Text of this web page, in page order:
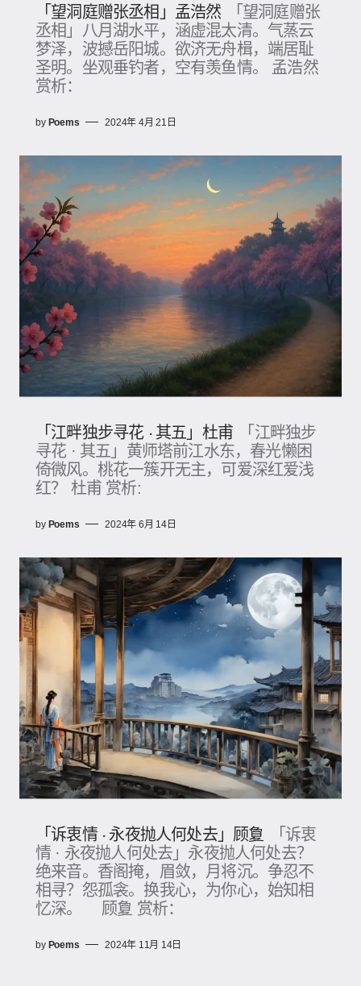
「望洞庭赠张丞相」孟浩然
「望洞庭赠张
丞相」八月湖水平，涵虚混太清。气蒸云
梦泽，波撼岳阳城。欲济无舟楫，端居耻
圣明。坐观垂钓者，空有羡鱼情。 孟浩然
赏析：
by Poems 2024年 4月 21日
「江畔独步寻花 · 其五」杜甫
「江畔独步
寻花 · 其五」黄师塔前江水东，春光懒困
倚微风。桃花一簇开无主，可爱深红爱浅
红？ 杜甫 赏析:
by Poems 2024年 6月 14日
「诉衷情 · 永夜抛人何处去」顾夐
「诉衷
情 · 永夜抛人何处去」永夜抛人何处去？
绝来音。香阁掩，眉敛，月将沉。争忍不
相寻？怨孤衾。换我心，为你心，始知相
忆深。 顾夐 赏析：
by Poems 2024年 11月 14日